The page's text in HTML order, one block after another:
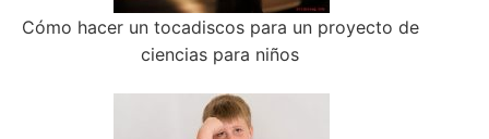
Cómo hacer un tocadiscos para un proyecto de
ciencias para niños